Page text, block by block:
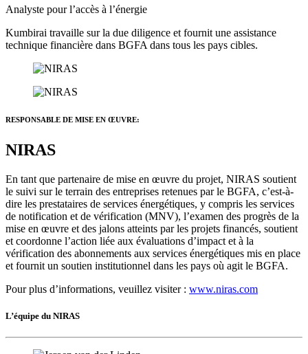
Analyste pour l’accès à l’énergie
Kumbirai travaille sur la due diligence et fournit une assistance
technique financière dans BGFA dans tous les pays cibles.
RESPONSABLE DE MISE EN ŒUVRE:
NIRAS
En tant que partenaire de mise en œuvre du projet, NIRAS soutient
le suivi sur le terrain des entreprises retenues par le BGFA, c’est-à-
dire les prestataires de services énergétiques, y compris les services
de notification et de vérification (MNV), l’examen des progrès de la
mise en œuvre et des jalons atteints par les projets financés, soutient
et coordonne l’action liée aux évaluations d’impact et à la
vérification des abonnements aux services énergétiques mis en place
et fournit un soutien institutionnel dans les pays où agit le BGFA.
Pour plus d’informations, veuillez visiter : www.niras.com
L’équipe du NIRAS